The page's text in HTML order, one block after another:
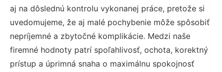
aj na dôslednú kontrolu vykonanej práce, pretože si
uvedomujeme, že aj malé pochybenie môže spôsobiť
nepríjemné a zbytočné komplikácie. Medzi naše
firemné hodnoty patrí spoľahlivosť, ochota, korektný
prístup a úprimná snaha o maximálnu spokojnosť